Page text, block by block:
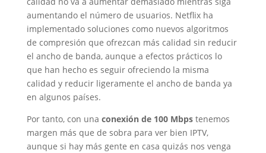
aumentando el número de usuarios. Netflix ha
implementado soluciones como nuevos algoritmos
de compresión que ofrezcan más calidad sin reducir
el ancho de banda, aunque a efectos prácticos lo
que han hecho es seguir ofreciendo la misma
calidad y reducir ligeramente el ancho de banda ya
en algunos países.
Por tanto, con una conexión de 100 Mbpstenemos
margen más que de sobra para ver bien IPTV,
aunque si hay más gente en casa quizás nos venga